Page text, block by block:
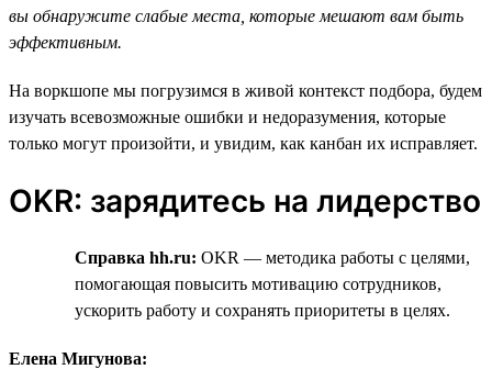
вы обнаружите слабые места, которые мешают вам быть
эффективным.
На воркшопе мы погрузимся в живой контекст подбора, будем
изучать всевозможные ошибки и недоразумения, которые
только могут произойти, и увидим, как канбан их исправляет.
OKR: зарядитесь на лидерство
Справка hh.ru: OKR — методика работы с целями,
помогающая повысить мотивацию сотрудников,
ускорить работу и сохранять приоритеты в целях.
Елена Мигунова: